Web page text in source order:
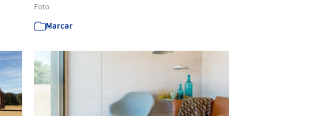
Foto
Marcar